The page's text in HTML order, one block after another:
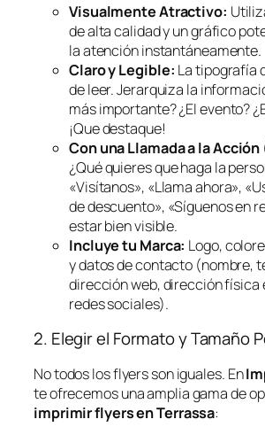
Visualmente Atractivo:
de alta calidad y un gráfico
la atención instantáneamente.
Claro y Legible: La tipografía
de leer. Jerarquiza la
más importante? ¿El evento?
¡Que destaque!
Con una Llamada a la Acción
¿Qué quieres que haga la
«Visítanos», «Llama ahora»,
de descuento», «Síguenos en
estar bien visible.
Incluye tu Marca: Logo,
y datos de contacto (nombre,
dirección web, dirección física
redes sociales).
2. Elegir el Formato y Tamaño
No todos los flyers son iguales. En
te ofrecemos una amplia gama de
imprimir flyers en Terrassa: